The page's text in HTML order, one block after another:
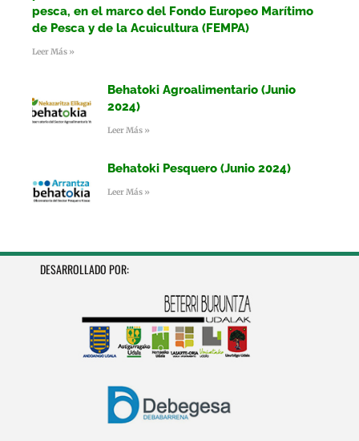
pesca, en el marco del Fondo Europeo Marítimo
de Pesca y de la Acuicultura (FEMPA)
Leer Más »
Behatoki Agroalimentario (Junio
2024)
Leer Más »
Behatoki Pesquero (Junio 2024)
Leer Más »
DESARROLLADO POR: